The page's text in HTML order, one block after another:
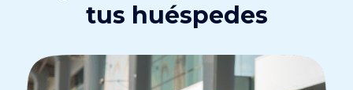
tus huéspedes